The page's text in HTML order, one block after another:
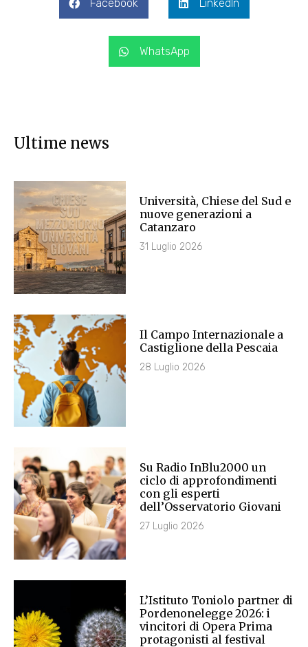
Facebook LinkedIn
WhatsApp
Ultime news
Università, Chiese del Sud e
nuove generazioni a
Catanzaro
31 Luglio 2026
Il Campo Internazionale a
Castiglione della Pescaia
28 Luglio 2026
Su Radio InBlu2000 un
ciclo di approfondimenti
con gli esperti
dell’Osservatorio Giovani
27 Luglio 2026
L’Istituto Toniolo partner di
Pordenonelegge 2026: i
vincitori di Opera Prima
protagonisti al festival